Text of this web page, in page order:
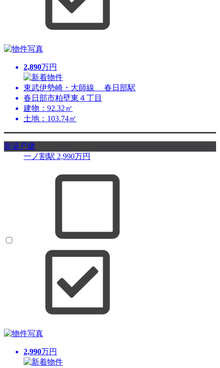
2,890万円
東武伊勢崎・大師線 春日部駅
春日部市粕壁東４丁目
建物：92.32㎡
土地：103.74㎡
新築戸建
一ノ割駅 2,990万円
2,990万円